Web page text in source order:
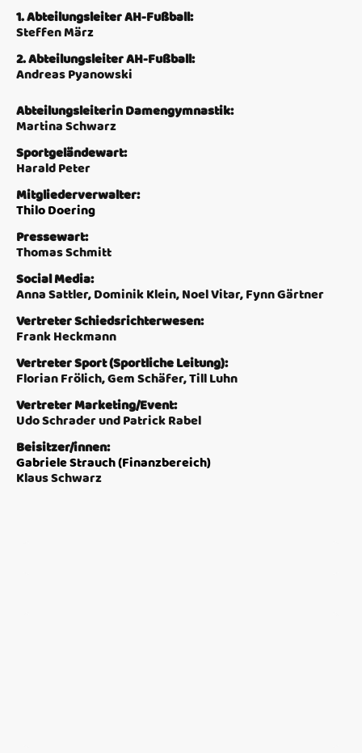
1. Abteilungsleiter AH-Fußball:
Steffen März
2. Abteilungsleiter AH-Fußball:
Andreas Pyanowski
Abteilungsleiterin Damengymnastik:
Martina Schwarz
Sportgeländewart:
Harald Peter
Mitgliederverwalter:
Thilo Doering
Pressewart:
Thomas Schmitt
Social Media:
Anna Sattler, Dominik Klein, Noel Vitar, Fynn Gärtner
Vertreter Schiedsrichterwesen:
Frank Heckmann
Vertreter Sport (Sportliche Leitung):
Florian Frölich, Gem Schäfer, Till Luhn
Vertreter Marketing/Event:
Udo Schrader und Patrick Rabel
Beisitzer/innen:
Gabriele Strauch (Finanzbereich)
Klaus Schwarz